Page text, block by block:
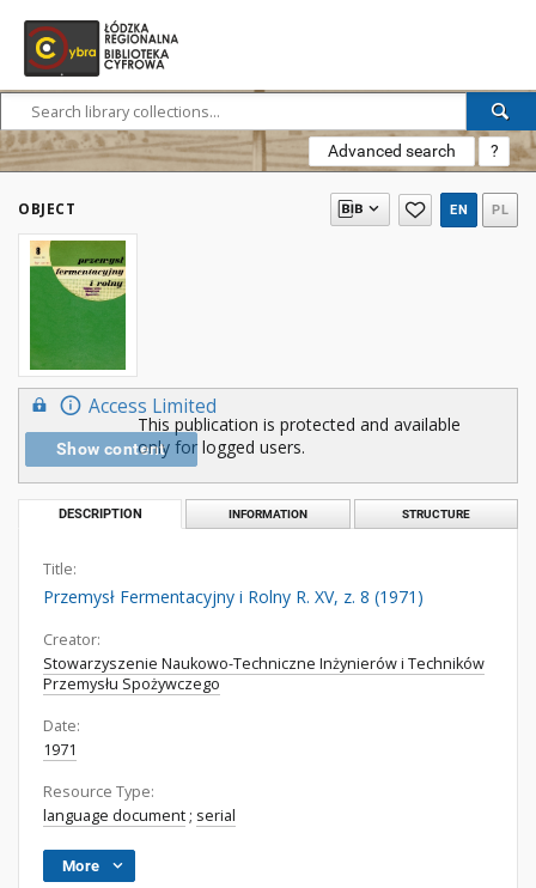
Advanced search ?
OBJECT EN PL
Access Limited
Show content
This publication is protected and available
only for logged users.
DESCRIPTION INFORMATION STRUCTURE
Title:
Przemysł Fermentacyjny i Rolny R. XV, z. 8 (1971)
Creator:
Stowarzyszenie Naukowo-Techniczne Inżynierów i Techników
Przemysłu Spożywczego
Date:
1971
Resource Type:
language document ; serial
More